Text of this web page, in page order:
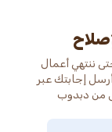
ننتهي أعمال
إجابتك عبر